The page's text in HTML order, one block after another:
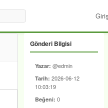
Gönderi Bilgisi
Yazar: @edmin
Tarih: 2026-06-12
10:03:19
Beğeni: 0